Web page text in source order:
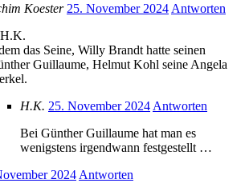
Koester 25. November 2024 Antworten
das Seine, Willy Brandt hatte seinen
Guillaume, Helmut Kohl seine Angela
H.K. 25. November 2024 Antworten
Bei Günther Guillaume hat man es
wenigstens irgendwann festgestellt …
2024 Antworten